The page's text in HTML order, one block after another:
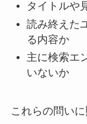
タイトルや
読み終えた
る内容か
主に検索エ
いないか
これらの問い